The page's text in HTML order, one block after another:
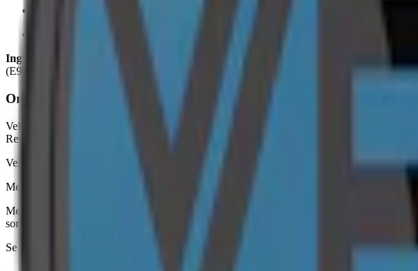
Ingredienser:
fyllnadsmedel (E460, cellulosa), vatten, salt, aromer, xylitol (E967),
(E950, acesulfam k).
Om Velo Cool Storm Zero
Velo Cool Storm Zero markerar en betydande vändpunkt i snusvärlden. Som det första
Resultatet är en oöverträffad kylande känsla som sträcker sig långt bortom traditionella
Velo Zero är ett vitt snus helt befriat från både tobak och nikotin. Velo Cool Storm Zero
Med sitt slim-portion format består varje dosa av 20 smalare och optimerade prillor. Varje
Med en normal fuktighet och ett innehåll bestående av vatten, fyllnadsmedel,
som inte bara är unik utan även skonsam. Velo, nu med två varianter av nikotinfritt vitt
Se Velos andra nikotinfria vita snus: